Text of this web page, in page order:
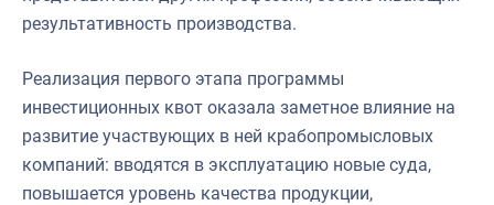
результативность производства.
Реализация первого этапа программы
инвестиционных квот оказала заметное влияние на
развитие участвующих в ней крабопромысловых
компаний: вводятся в эксплуатацию новые суда,
повышается уровень качества продукции,